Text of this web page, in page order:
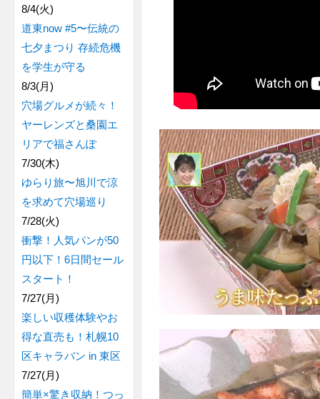
8/4(火)
道東now #5〜伝統の
七夕まつり 存続危機
を学生が守る
8/3(月)
穴場グルメが続々！
ヤーレンズと桑園エ
リアで福さんぽ
7/30(木)
ゆらり旅〜旭川で涼
を求めて穴場巡り
7/28(火)
衝撃！人気パンが50
円以下！6日間セール
スタート！
7/27(月)
楽しい収穫体験やお
得な直売も！札幌10
区キャラバン in 東区
7/27(月)
簡単×驚き収納！つっ